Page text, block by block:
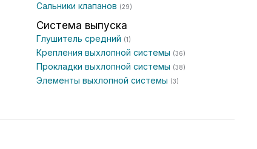
Сальники клапанов (29)
Система выпуска
Глушитель средний (1)
Крепления выхлопной системы (36)
Прокладки выхлопной системы (38)
Элементы выхлопной системы (3)